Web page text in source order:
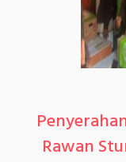
Rawan